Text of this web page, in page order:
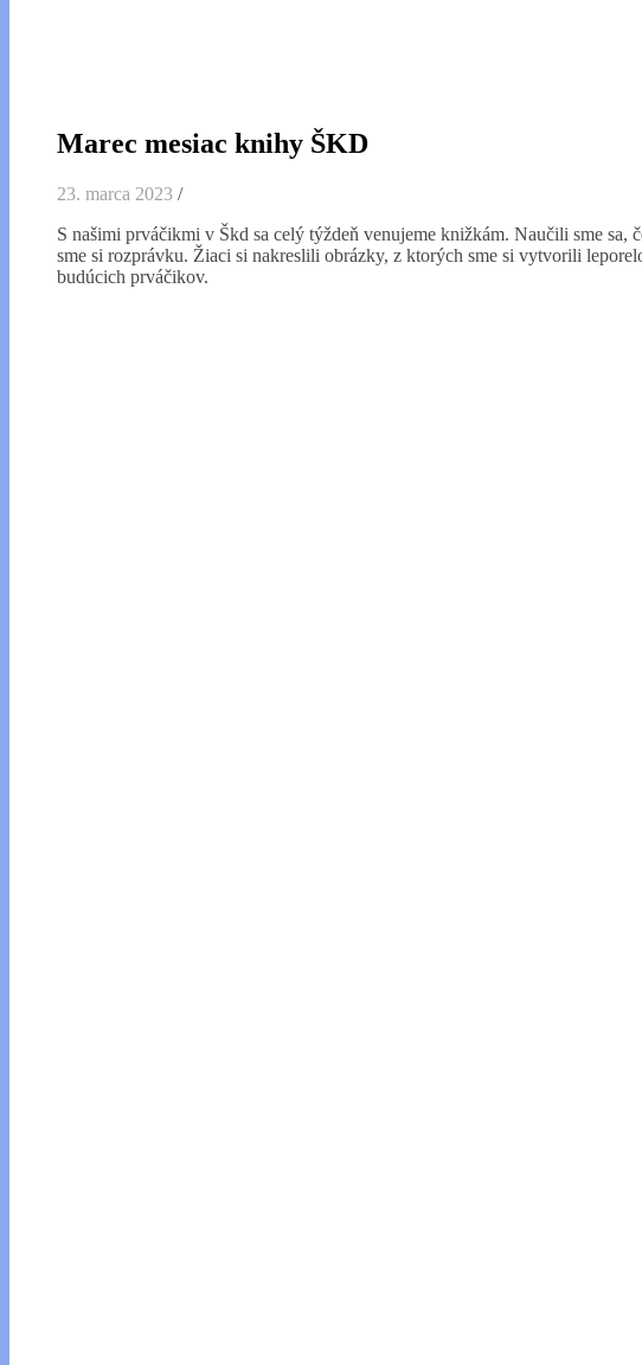
Marec mesiac knihy ŠKD
23. marca 2023 /
S našimi prváčikmi v Škd sa celý týždeň venujeme knižkám. Naučili sme
sme si rozprávku. Žiaci si nakreslili obrázky, z ktorých sme si vytvorili
budúcich prváčikov.